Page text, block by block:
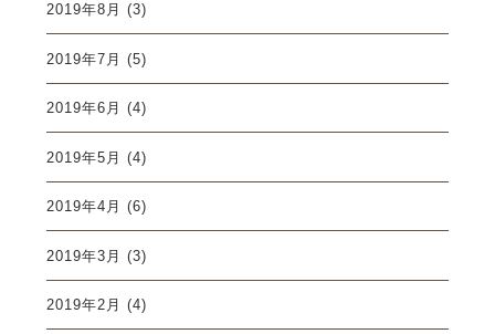
2019年8月 (3)
2019年7月 (5)
2019年6月 (4)
2019年5月 (4)
2019年4月 (6)
2019年3月 (3)
2019年2月 (4)